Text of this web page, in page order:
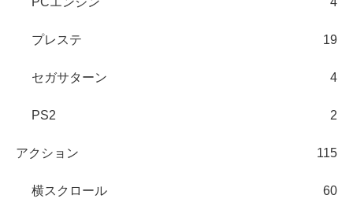
プレステ 19
セガサターン 4
PS2 2
アクション 115
横スクロール 60